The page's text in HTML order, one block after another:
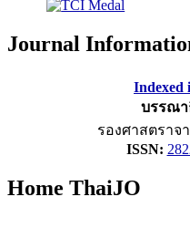
Journal
Indexed
บรรณา
รองศาสตราจ
ISSN:
Home ThaiJO